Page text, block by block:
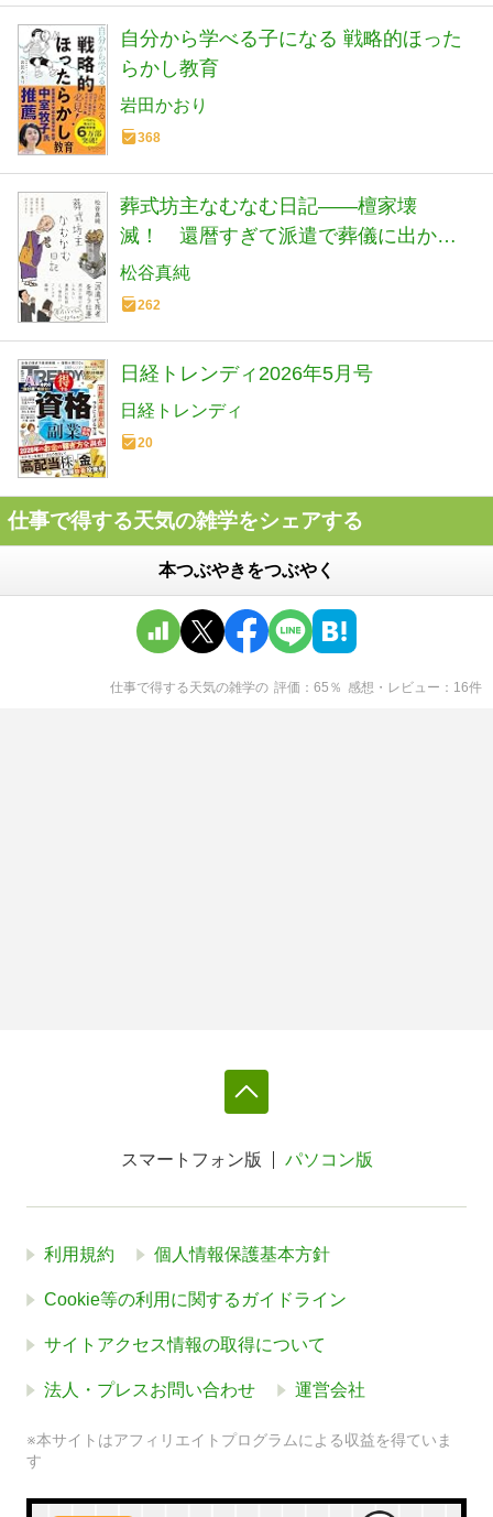
自分から学べる子になる 戦略的ほった
らかし教育
岩田かおり
368
葬式坊主なむなむ日記――檀家壊
滅！ 還暦すぎて派遣で葬儀に出かけ
ます (日記シリーズ)
松谷真純
262
日経トレンディ2026年5月号
日経トレンディ
20
仕事で得する天気の雑学をシェアする
本つぶやきをつぶやく
仕事で得する天気の雑学の 評価 65 ％ 感想・レビュー 16件
スマートフォン版 パソコン版
利用規約 個人情報保護基本方針
Cookie等の利用に関するガイドライン
サイトアクセス情報の取得について
法人・プレスお問い合わせ 運営会社
※本サイトはアフィリエイトプログラムによる収益を得ていま
す